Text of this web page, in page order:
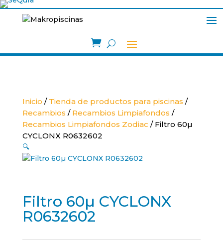

Inicio / Tienda de productos para piscinas /
Recambios / Recambios Limpiafondos /
Recambios Limpiafondos Zodiac / Filtro 60µ
CYCLONX R0632602
🔍
Filtro 60µ CYCLONX
R0632602